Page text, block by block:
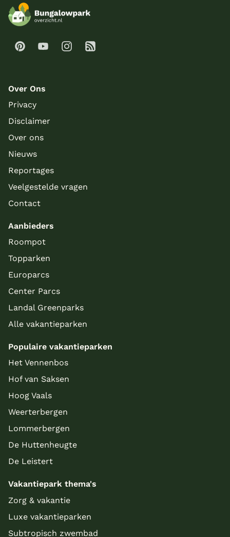
Over Ons
Privacy
Disclaimer
Over ons
Nieuws
Reportages
Veelgestelde vragen
Contact
Aanbieders
Roompot
Topparken
Europarcs
Center Parcs
Landal Greenparks
Alle vakantieparken
Populaire vakantieparken
Het Vennenbos
Hof van Saksen
Hoog Vaals
Weerterbergen
Lommerbergen
De Huttenheugte
De Leistert
Vakantiepark thema's
Zorg & vakantie
Luxe vakantieparken
Subtropisch zwembad